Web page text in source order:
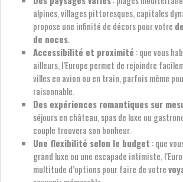
alpines, villages pittoresques, capitales
propose une infinité de décors pour votre
de noces.
Accessibilité et proximité : que vous
ailleurs, l’Europe permet de rejoindre
villes en avion ou en train, parfois même
raisonnable.
Des expériences romantiques sur
séjours en château, spas de luxe ou
couple trouvera son bonheur.
Une flexibilité selon le budget : que
grand luxe ou une escapade intimiste,
multitude d’options pour faire de votre